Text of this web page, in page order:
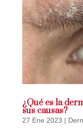
¿Qué es la
sus causas?
27 Ene 2023 |